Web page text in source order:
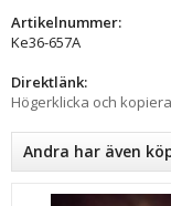
Artikelnummer:
Ke36-657A
Direktlänk:
Högerklicka och
Andra har även